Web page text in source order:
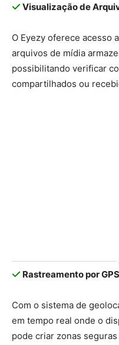
Visualização de
O Eyezy oferece acesso
arquivos de mídia
possibilitando verificar
compartilhados ou
Rastreamento por GPS
Com o sistema de
em tempo real onde o
pode criar zonas